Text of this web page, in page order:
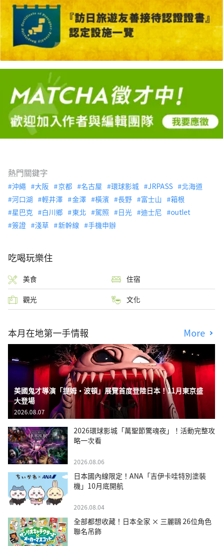
熱門關鍵字
沖繩 大阪 京都 名古屋 環球影城 JRPASS
北海道
河口湖
輕井澤 金澤 橫濱 長野 富士山
箱根
星巴克
白川鄉 東北 駕照 日光 迪士尼
outlet
簽證
淺草 新幹線 手機申辦
吃喝玩樂住
美食 住宿
觀光 文化
本月在地第一手情報 More
美國鬼才導演「提姆・波頓」展覽首度登陸日本！11月東京盛
大登場
2026.08.07
2026環球影城「萬聖節驚魂夜」！活動完整攻
略一次看
2026.08.06
日本國內線限定！ANA「吉伊卡哇特別塗裝
機」10月底開航
2026.08.04
全部都想收藏！日本全家 × 三麗鷗 26位角色
聯名吊飾